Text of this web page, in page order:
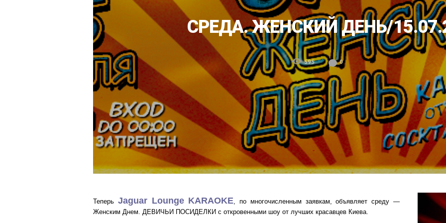
СРЕДА. ЖЕНСКИЙ ДЕНЬ/
595 0
Теперь Jaguar Lounge KARAOKE, по многочисленным заявкам, объявляет среду —
Женским Днем. ДЕВИЧЬИ ПОСИДЕЛКИ с откровенными шоу от лучших красавцев Киева.